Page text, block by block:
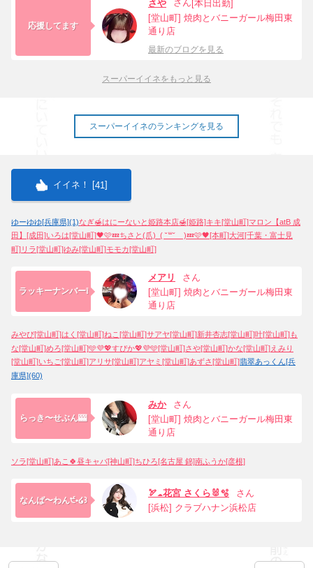
応援してます
さや さん[本日出勤]
[堂山町] 焼肉とバニーガール梅田東
通り店
最新のブログを見る
スーパーイイネをもっと見る
スーパーイイネのランキングを見る
イイネ！ [41]
ゆーゆゆ[兵庫県](1)なぎ🍯はにーないと姫路本店🍯[姫路]キキ[堂山町]マロン【atB 成
田】[成田]いろは[堂山町]🖤🩷💤ちさと(爪)_( ˘꒳˘ _ )💤🩷🖤[本町]大河[千葉・富士見
町]リラ[堂山町]ゆみ[堂山町]モモカ[堂山町]
ラッキーナンバー❕
メアリ
さん
[堂山町] 焼肉とバニーガール梅田東
通り店
みやび[堂山町]はく[堂山町]ねこ[堂山町]サアヤ[堂山町]新井杏志[堂山町]叶[堂山町]も
な[堂山町]めろ[堂山町]🩵💜💖すぴか💖💜🩵[堂山町]さや[堂山町]かな[堂山町]えみり
[堂山町]いちご[堂山町]アリサ[堂山町]アヤミ[堂山町]あずさ[堂山町]翡翠あっくん[兵
庫県](60)
らっき〜せぶん🎰
みか
さん
[堂山町] 焼肉とバニーガール梅田東
通り店
ソラ[堂山町]あこ🍀昼キャバ[神山町]ちひろ[名古屋 錦]南ふうか[彦根]
なんば〜わん੯•໒꒱
🏹☁️花宮 さくら🐰🫧
さん
[浜松] クラブハナン浜松店